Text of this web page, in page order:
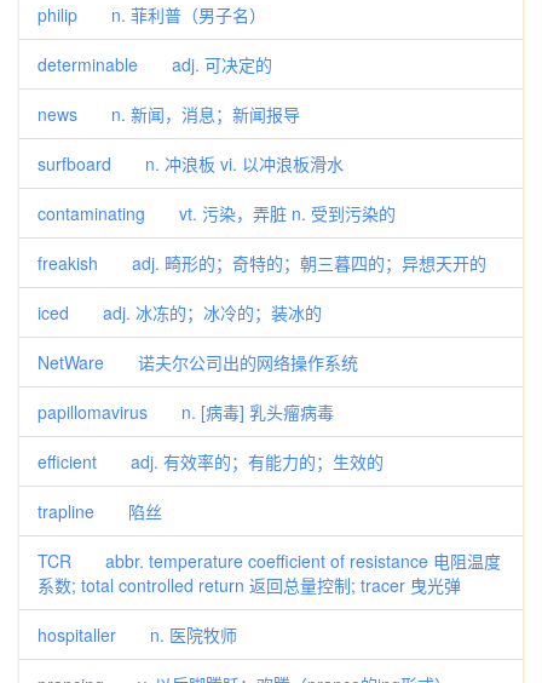
philip n. 菲利普（男子名）
determinable adj. 可决定的
news n. 新闻，消息；新闻报导
surfboard n. 冲浪板 vi. 以冲浪板滑水
contaminating vt. 污染，弄脏 n. 受到污染的
freakish adj. 畸形的；奇特的；朝三暮四的；异想天开的
iced adj. 冰冻的；冰冷的；装冰的
NetWare 诺夫尔公司出的网络操作系统
papillomavirus n. [病毒] 乳头瘤病毒
efficient adj. 有效率的；有能力的；生效的
trapline 陷丝
TCR abbr. temperature coefficient of resistance 电阻温度
系数; total controlled return 返回总量控制; tracer 曳光弹
hospitaller n. 医院牧师